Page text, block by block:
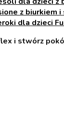
z biurkiem
dla dzieci
i stwórz